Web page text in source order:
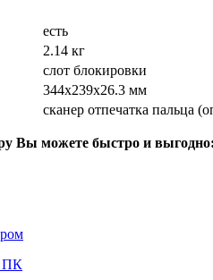
есть
2.14 кг
слот блокировки
344x239x26.3 мм
сканер отпечатка пальца
Вы можете быстро и выгодно:
ПК